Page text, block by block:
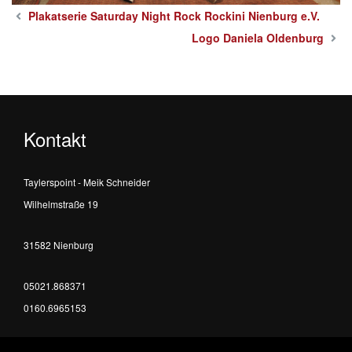
Plakatserie Saturday Night Rock Rockini Nienburg e.V.
Logo Daniela Oldenburg
Kontakt
Taylerspoint - Meik Schneider
Wilhelmstraße 19
31582 Nienburg
05021.868371
0160.6965153